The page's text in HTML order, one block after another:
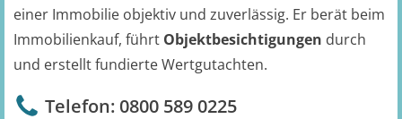
einer Immobilie objektiv und zuverlässig. Er berät beim
Immobilienkauf, führt Objektbesichtigungen durch
und erstellt fundierte Wertgutachten.
Telefon: 0800 589 0225